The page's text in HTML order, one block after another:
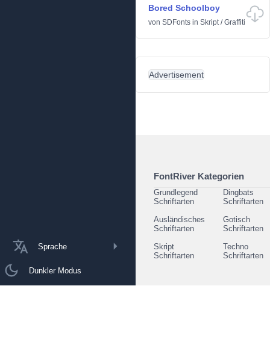
Sprache
Dunkler Modus
Bored Schoolboy
von SDFonts in Skript/Graffiti
Advertisement
FontRiver Kategorien
Grundlegend
Schriftarten
Dingbats
Schriftarten
Ausländisches
Schriftarten
Gotisch
Schriftarten
Skript
Schriftarten
Techno
Schriftarten